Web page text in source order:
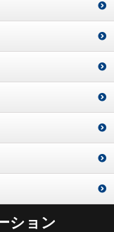
ション